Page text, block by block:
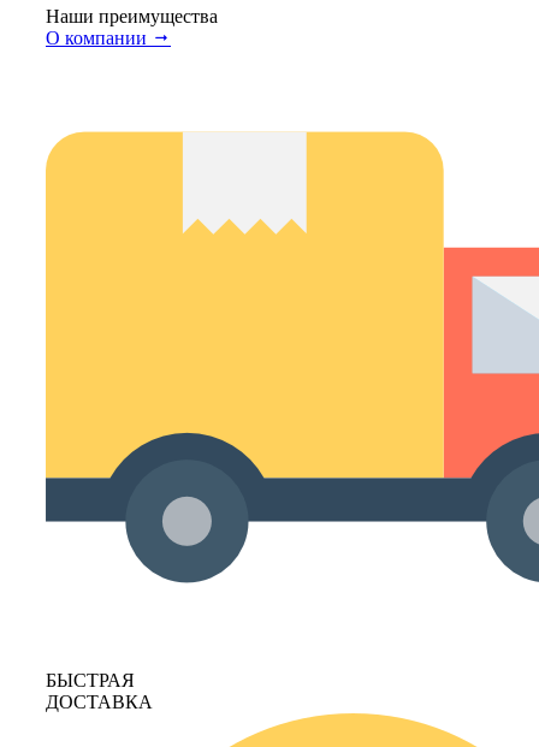
Наши преимущества
О компании
БЫСТРАЯ
ДОСТАВКА